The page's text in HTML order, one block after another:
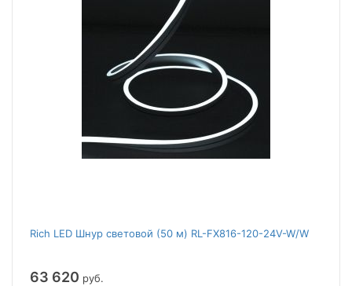
Rich LED Шнур световой (50 м) RL-FX816-120-24V-W/W
63 620 руб.